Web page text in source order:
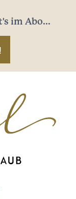
im Abo...